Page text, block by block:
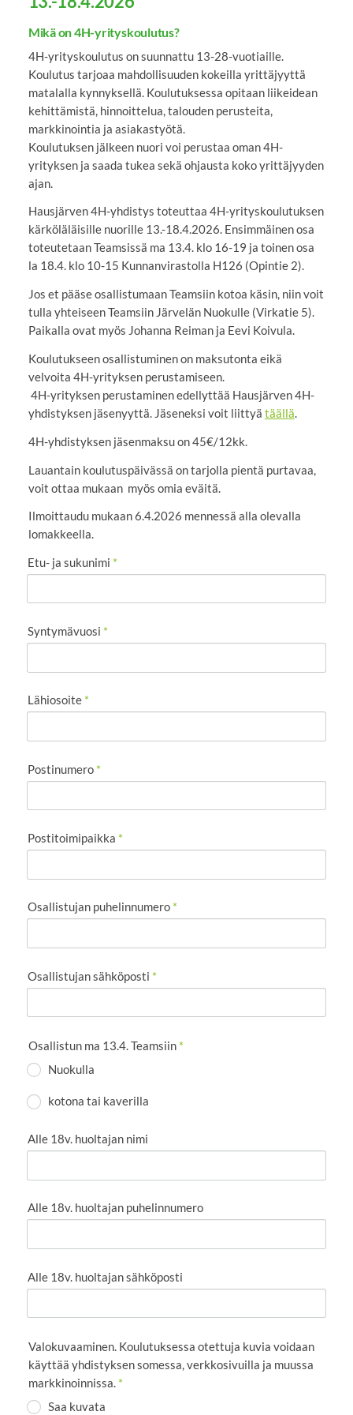
Mikä on 4H-yrityskoulutus?
4H-yrityskoulutus on suunnattu 13-28-vuotiaille.
Koulutus tarjoaa mahdollisuuden kokeilla yrittäjyyttä
matalalla kynnyksellä. Koulutuksessa opitaan liikeidean
kehittämistä, hinnoittelua, talouden perusteita,
markkinointia ja asiakastyötä.
Koulutuksen jälkeen nuori voi perustaa oman 4H-
yrityksen ja saada tukea sekä ohjausta koko yrittäjyyden
ajan.
Hausjärven 4H-yhdistys toteuttaa 4H-yrityskoulutuksen
kärköläläisille nuorille 13.-18.4.2026. Ensimmäinen osa
toteutetaan Teamsissä ma 13.4. klo 16-19 ja toinen osa
la 18.4. klo 10-15 Kunnanvirastolla H126 (Opintie 2).
Jos et pääse osallistumaan Teamsiin kotoa käsin, niin voit
tulla yhteiseen Teamsiin Järvelän Nuokulle (Virkatie 5).
Paikalla ovat myös Johanna Reiman ja Eevi Koivula.
Koulutukseen osallistuminen on maksutonta eikä
velvoita 4H-yrityksen perustamiseen.
4H-yrityksen perustaminen edellyttää Hausjärven 4H-
yhdistyksen jäsenyyttä. Jäseneksi voit liittyä täällä.
4H-yhdistyksen jäsenmaksu on 45€/12kk.
Lauantain koulutuspäivässä on tarjolla pientä purtavaa,
voit ottaa mukaan myös omia eväitä.
Ilmoittaudu mukaan 6.4.2026 mennessä alla olevalla
lomakkeella.
Etu- ja sukunimi *
Syntymävuosi *
Lähiosoite *
Postinumero *
Postitoimipaikka *
Osallistujan puhelinnumero *
Osallistujan sähköposti *
Osallistun ma 13.4. Teamsiin*
Nuokulla
kotona tai kaverilla
Alle 18v. huoltajan nimi
Alle 18v. huoltajan puhelinnumero
Alle 18v. huoltajan sähköposti
Valokuvaaminen. Koulutuksessa otettuja kuvia voidaan
käyttää yhdistyksen somessa, verkkosivuilla ja muussa
markkinoinnissa.*
Saa kuvata